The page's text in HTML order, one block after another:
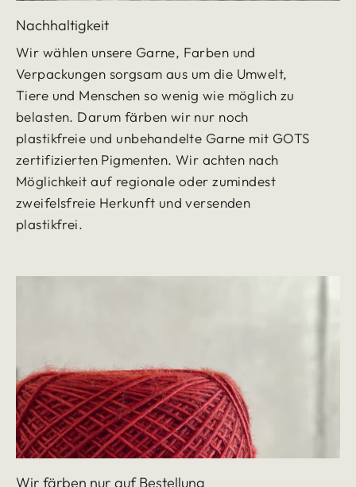
Nachhaltigkeit
Wir wählen unsere Garne, Farben und
Verpackungen sorgsam aus um die Umwelt,
Tiere und Menschen so wenig wie möglich zu
belasten. Darum färben wir nur noch
plastikfreie und unbehandelte Garne mit GOTS
zertifizierten Pigmenten. Wir achten nach
Möglichkeit auf regionale oder zumindest
zweifelsfreie Herkunft und versenden
plastikfrei.
Wir färben nur auf Bestellung